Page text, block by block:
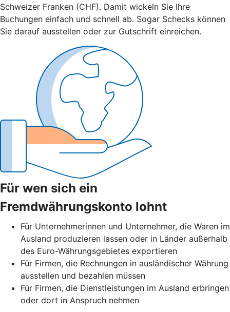
Schweizer Franken (CHF). Damit wickeln Sie Ihre
Buchungen einfach und schnell ab. Sogar Schecks können
Sie darauf ausstellen oder zur Gutschrift einreichen.
Für wen sich ein
Fremdwährungskonto lohnt
Für Unternehmerinnen und Unternehmer, die Waren im
Ausland produzieren lassen oder in Länder außerhalb
des Euro-Währungsgebietes exportieren
Für Firmen, die Rechnungen in ausländischer Währung
ausstellen und bezahlen müssen
Für Firmen, die Dienstleistungen im Ausland erbringen
oder dort in Anspruch nehmen